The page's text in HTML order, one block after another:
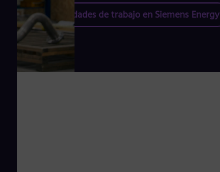
Oportunidades de trabajo en Siemens Energy